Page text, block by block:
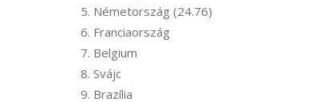
Németország (24.76)
Franciaország
Belgium
Svájc
Brazília